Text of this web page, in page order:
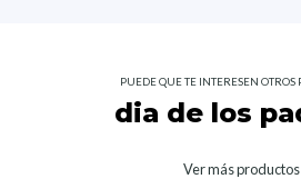
PUEDE QUE TE INTERESEN OTROS
dia de los
Ver más productos